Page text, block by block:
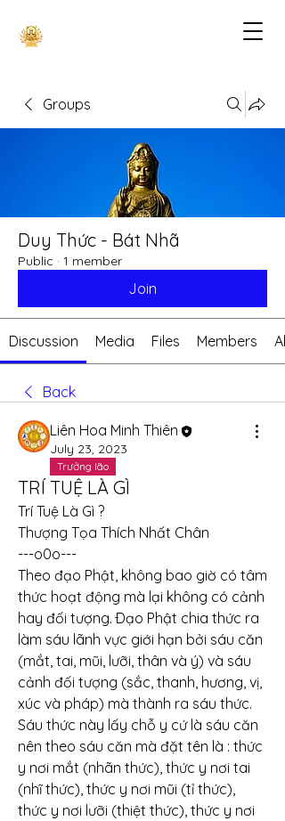
Groups
Duy Thức - Bát Nhã
Public · 1 member
Join
Discussion Media Files Members
Back
Liên Hoa Minh Thiên
July 23, 2023
Trưởng lão
TRÍ TUỆ LÀ GÌ
Trí Tuệ Là Gì ?
Thượng Tọa Thích Nhất Chân
---o0o---
Theo đạo Phật, không bao giờ có tâm
thức hoạt động mà lại không có cảnh
hay đối tượng. Ðạo Phật chia thức ra
làm sáu lãnh vực giới hạn bởi sáu căn
(mắt, tai, mũi, lưỡi, thân và ý) và sáu
cảnh đối tượng (sắc, thanh, hương, vị,
xúc và pháp) mà thành ra sáu thức.
Sáu thức này lấy chỗ y cứ là sáu căn
nên theo sáu căn mà đặt tên là : thức
y nơi mắt (nhãn thức), thức y nơi tai
(nhĩ thức), thức y nơi mũi (tỉ thức),
thức y nơi lưỡi (thiệt thức), thức y nơi